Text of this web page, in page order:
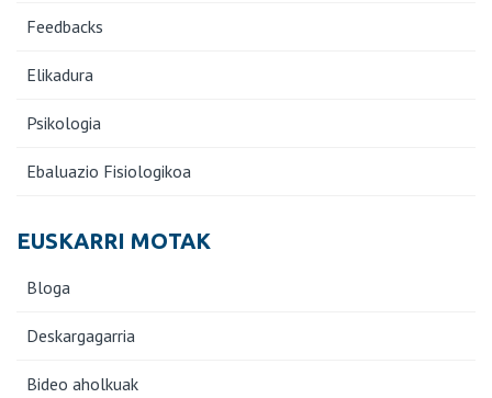
Feedbacks
Elikadura
Psikologia
Ebaluazio Fisiologikoa
EUSKARRI MOTAK
Bloga
Deskargagarria
Bideo aholkuak